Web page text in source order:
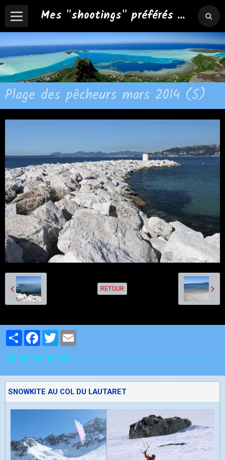
Mes "shootings" préférés ...
Plage des pêcheurs mars 2014 (5)
RETOUR
PartagerFacebook
Twitter
Aucune note. Soyez le premier à attribuer une note !
SNOWKITE AU COL DU LAUTARET